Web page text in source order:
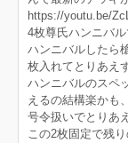
https://youtu.be/
4枚尊氏ハンニバル
ハンニバルしたら
枚入れてとりあえ
ハンニバルのスペ
えるの結構楽かも
号令扱いでとりあ
この2枚固定で残